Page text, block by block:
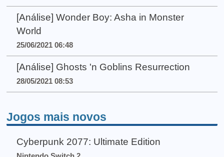
[Análise] Wonder Boy: Asha in Monster
World
25/06/2021 06:48
[Análise] Ghosts 'n Goblins Resurrection
28/05/2021 08:53
Jogos mais novos
Cyberpunk 2077: Ultimate Edition